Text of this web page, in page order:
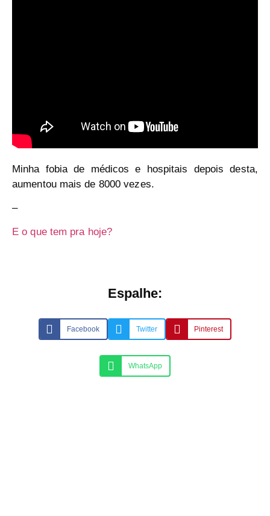
Minha fobia de médicos e hospitais depois desta,
aumentou mais de 8000 vezes.
–
E o que tem pra hoje?
Espalhe:
Facebook Twitter Pinterest
WhatsApp